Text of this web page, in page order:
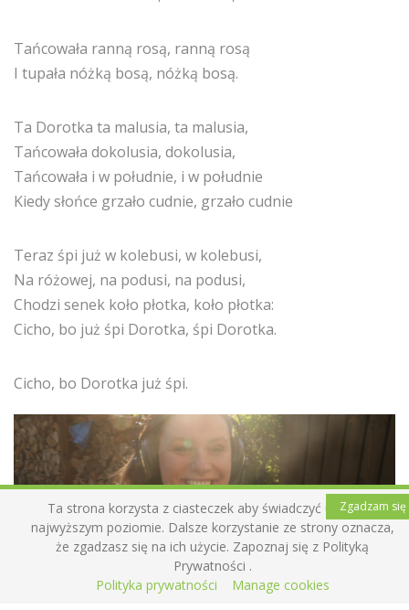
Tańcowała ranną rosą, ranną rosą
I tupała nóżką bosą, nóżką bosą.
Ta Dorotka ta malusia, ta malusia,
Tańcowała dokolusia, dokolusia,
Tańcowała i w południe, i w południe
Kiedy słońce grzało cudnie, grzało cudnie
Teraz śpi już w kolebusi, w kolebusi,
Na różowej, na podusi, na podusi,
Chodzi senek koło płotka, koło płotka:
Cicho, bo już śpi Dorotka, śpi Dorotka.
Cicho, bo Dorotka już śpi.
Ta strona korzysta z ciasteczek aby świadczyć usługi na
najwyższym poziomie. Dalsze korzystanie ze strony oznacza,
że zgadzasz się na ich użycie. Zapoznaj się z Polityką
Prywatności .
Polityka prywatności
Manage cookies
Zgadzam się